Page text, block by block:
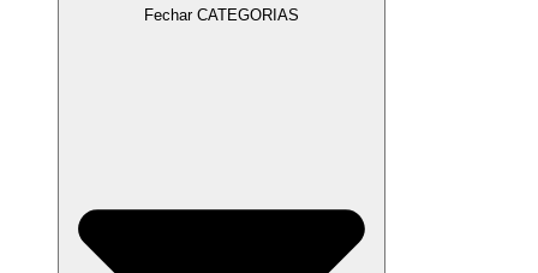
Fechar CATEGORIAS